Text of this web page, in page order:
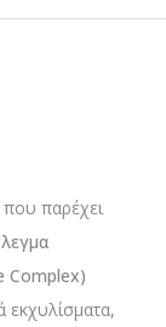
παρέχει
Complex)
εκχυλίσματα,